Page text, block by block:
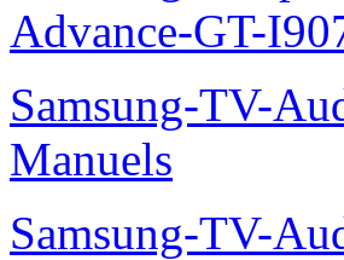
Advance-GT-
Samsung-TV-
Manuels
Samsung-TV-